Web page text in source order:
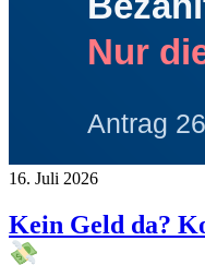
16. Juli 2026
Kein Geld da?